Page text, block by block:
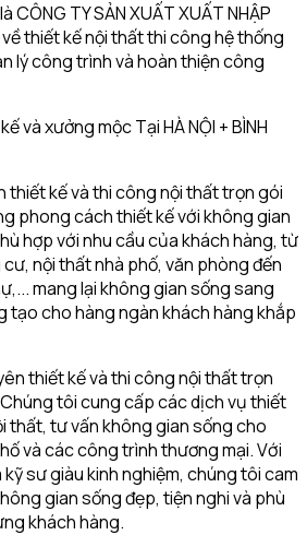
CÔNG TY SẢN XUẤT XUẤT NHẬP
về thiết kế nội thất thi công hệ thống
lý công trình và hoàn thiện công
và xưởng mộc Tại HÀ NỘI + BÌNH
thiết kế và thi công nội thất trọn gói
phong cách thiết kế với không gian
hợp với nhu cầu của khách hàng, từ
nội thất nhà phố, văn phòng đến
mang lại không gian sống sang
tạo cho hàng ngàn khách hàng khắp
thiết kế và thi công nội thất trọn
tôi cung cấp các dịch vụ thiết
thất, tư vấn không gian sống cho
và các công trình thương mại. Với
sư giàu kinh nghiệm, chúng tôi cam
gian sống đẹp, tiện nghi và phù
khách hàng.